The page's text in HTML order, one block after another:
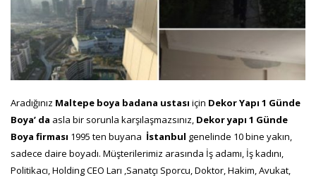
Aradığınız Maltepe boya badana ustası için Dekor Yapı 1 Günde
Boya’ da asla bir sorunla karşılaşmazsınız, Dekor yapı 1 Günde
Boya firması 1995 ten buyana İstanbul genelinde 10 bine yakın,
sadece daire boyadı. Müşterilerimiz arasında İş adamı, İş kadını,
Politikacı, Holding CEO Ları ,Sanatçı Sporcu, Doktor, Hakim, Avukat,